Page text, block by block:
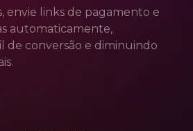
envie links de pagamento e
automaticamente,
de conversão e diminuindo